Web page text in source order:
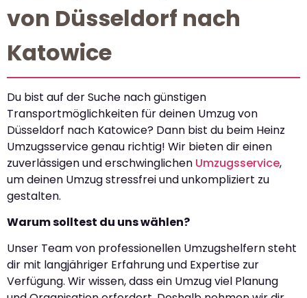
von Düsseldorf nach
Katowice
Du bist auf der Suche nach günstigen
Transportmöglichkeiten für deinen Umzug von
Düsseldorf nach Katowice? Dann bist du beim Heinz
Umzugsservice genau richtig! Wir bieten dir einen
zuverlässigen und erschwinglichen Umzugsservice,
um deinen Umzug stressfrei und unkompliziert zu
gestalten.
Warum solltest du uns wählen?
Unser Team von professionellen Umzugshelfern steht
dir mit langjähriger Erfahrung und Expertise zur
Verfügung. Wir wissen, dass ein Umzug viel Planung